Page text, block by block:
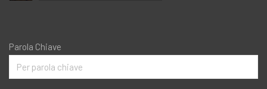
Parola Chiave